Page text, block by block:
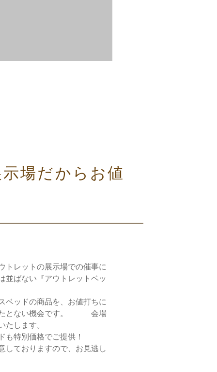
場だからお値
トレットの展示場での催事に
並ばない『アウトレットベッ
ベッドの商品を、お値打ちに
たとない機会です。 会場
たします。
も特別価格でご提供！
しておりますので、お見逃し